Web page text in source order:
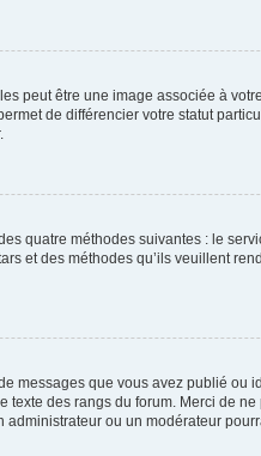
peut être une image associée à
de différencier votre statut
quatre méthodes suivantes : le
et des méthodes qu’ils veuillent
messages que vous avez publié ou
des rangs du forum. Merci de
ou un modérateur